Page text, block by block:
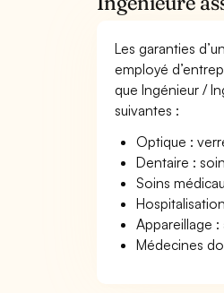
Les garanties
employé
que Ingénieur /
suivantes :
Optique :
Dentaire :
Soins
Appareillage :
Médecines